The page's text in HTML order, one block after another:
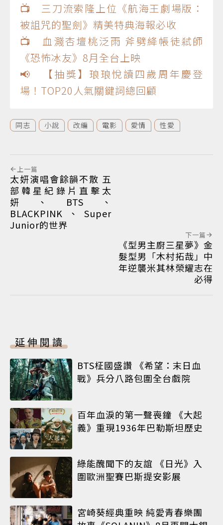
📺 三刀流索隆上位《航海王劇場版：
被詛咒的聖劍》精美特典海報必收
📺 血濺杏壇桃泛雨 斧劈絳帳徒弒師
《恐怖冰友》8月全台上映
📢 【抽獎】琅琅悅讀四歲周年慶登
場！TOP20人氣關鍵詞總回顧
同志 小說 改編 電影 愛情 性愛
上一篇
太妍演唱會餘韻不散 五
部韓星紀錄片直擊太
妍、BTS、
BLACKPINK、Super
Junior的世界
下一篇
《型男主廚三星夢》金
髮型男「木村拓哉」中
年逆襲米其林榮耀志在
必得
延伸閱讀
BTS柾國盛讚 《希望：末日血
戰》兵分八路包圍全台戲院
百年血淚的第一聲喪鐘 《大起
義》重現1936年巴勒斯坦歷史
綠能醜聞下的友誼 《日光》入
圍歐洲聖賽巴斯提安影展
宮崎葵經典重映 純愛青春樂團